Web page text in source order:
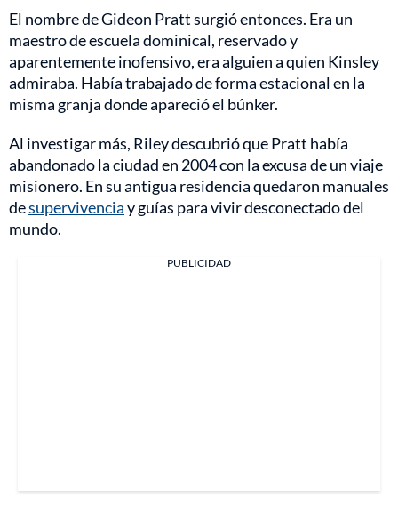
El nombre de Gideon Pratt surgió entonces. Era un
maestro de escuela dominical, reservado y
aparentemente inofensivo, era alguien a quien Kinsley
admiraba. Había trabajado de forma estacional en la
misma granja donde apareció el búnker.
Al investigar más, Riley descubrió que Pratt había
abandonado la ciudad en 2004 con la excusa de un viaje
misionero. En su antigua residencia quedaron manuales
desupervivenciay guías para vivir desconectado del
mundo.
PUBLICIDAD